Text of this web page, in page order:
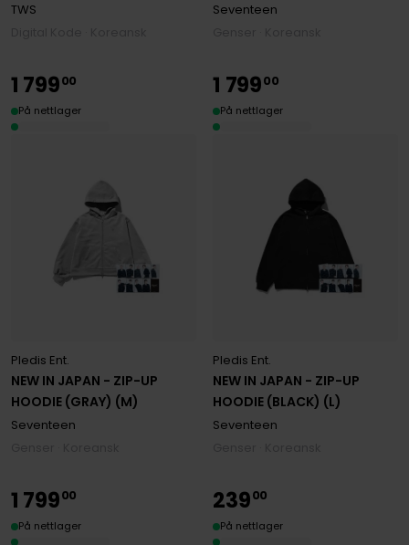
TWS
Seventeen
NEW IN JAPAN - ZIP-UP
HOODIE (GRAY) (M)
Pledis Ent.
Seventeen
1 79900
På nettlager
NEW IN JAPAN - ZIP-UP
HOODIE (BLACK) (L)
Pledis Ent.
Seventeen
1 79900
På nettlager
1 79900
På nettlager
23900
På nettlager